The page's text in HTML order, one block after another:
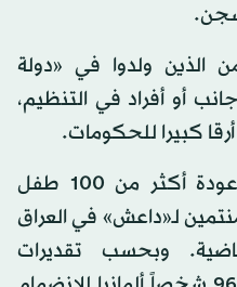
الذين ولدوا في «دولة
أو أفراد في التنظيم،
كبيرا للحكومات.
فالحكومة الألمانية تتوقع عودة أكثر من 100 طفل
لـ«داعش» في العراق
وبحسب تقديرات